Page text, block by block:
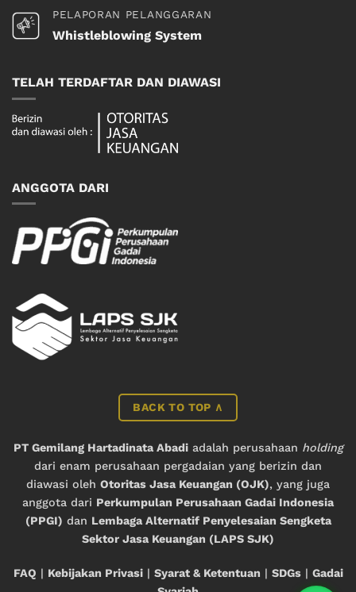
PELAPORAN PELANGGARAN
Whistleblowing System
TELAH TERDAFTAR DAN DIAWASI
ANGGOTA DARI
BACK TO TOP ∧
PT Gemilang Hartadinata Abadiadalah perusahaan holding
dari enam perusahaan pergadaian yang berizin dan
diawasi oleh Otoritas Jasa Keuangan (OJK), yang juga
anggota dari Perkumpulan Perusahaan Gadai Indonesia
(PPGI) dan Lembaga Alternatif Penyelesaian Sengketa
Sektor Jasa Keuangan (LAPS SJK)
FAQ | Kebijakan Privasi| Syarat & Ketentuan | SDGs| Gadai